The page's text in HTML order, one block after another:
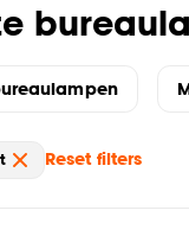
Reset filters